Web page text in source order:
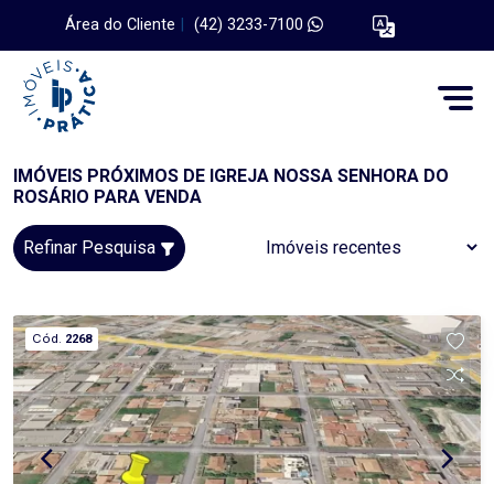
Área do Cliente (42) 3233-7100
IMÓVEIS PRÓXIMOS DE IGREJA NOSSA SENHORA DO
ROSÁRIO PARA VENDA
Refinar Pesquisa
Cód. 2268